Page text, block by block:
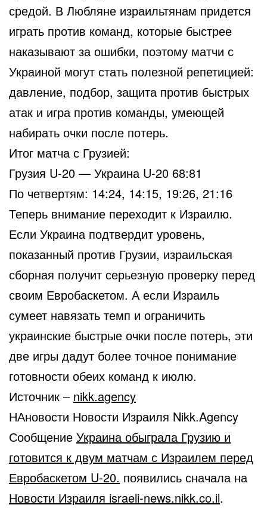
средой. В Любляне израильтянам придется
играть против команд, которые быстрее
наказывают за ошибки, поэтому матчи с
Украиной могут стать полезной репетицией:
давление, подбор, защита против быстрых
атак и игра против команды, умеющей
набирать очки после потерь.
Итог матча с Грузией:
Грузия U-20 — Украина U-20 68:81
По четвертям: 14:24, 14:15, 19:26, 21:16
Теперь внимание переходит к Израилю.
Если Украина подтвердит уровень,
показанный против Грузии, израильская
сборная получит серьезную проверку перед
своим Евробаскетом. А если Израиль
сумеет навязать темп и ограничить
украинские быстрые очки после потерь, эти
две игры дадут более точное понимание
готовности обеих команд к июлю.
Источник – nikk.agency
НАновости Новости Израиля Nikk.Agency
Сообщение Украина обыграла Грузию и
готовится к двум матчам с Израилем перед
Евробаскетом U-20. появились сначала на
Новости Израиля israeli-news.nikk.co.il.